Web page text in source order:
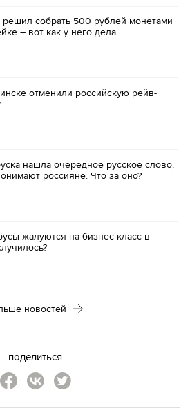
решил собрать 500 рублей монетами
– вот как у него дела
отменили российскую рейв-
нашла очередное русское слово,
россияне. Что за оно?
жалуются на бизнес-класс в
новостей
поделиться